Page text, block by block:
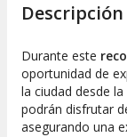
Descripción
Durante este
oportunidad de
la ciudad desde
podrán disfrutar
asegurando una